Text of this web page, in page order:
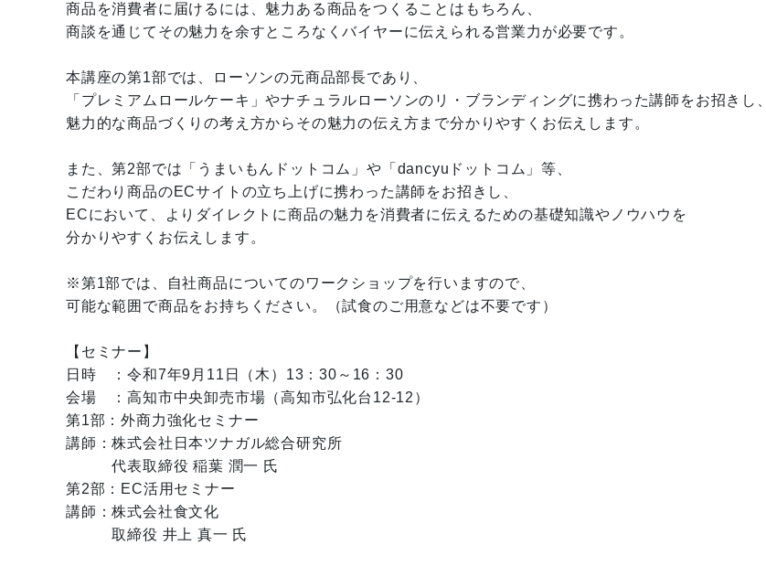
商品を消費者に届けるには、魅力ある商品をつくることはもちろん、
商談を通じてその魅力を余すところなくバイヤーに伝えられる営業力が必要です。
本講座の第1部では、ローソンの元商品部長であり、
「プレミアムロールケーキ」やナチュラルローソンのリ・ブランディングに携わった講師をお招きし、
魅力的な商品づくりの考え方からその魅力の伝え方まで分かりやすくお伝えします。
また、第2部では「うまいもんドットコム」や「dancyuドットコム」等、
こだわり商品のECサイトの立ち上げに携わった講師をお招きし、
ECにおいて、よりダイレクトに商品の魅力を消費者に伝えるための基礎知識やノウハウを
分かりやすくお伝えします。
※第1部では、自社商品についてのワークショップを行いますので、
可能な範囲で商品をお持ちください。（試食のご用意などは不要です）
【セミナー】
日時 ：令和7年9月11日（木）13：30～16：30
会場 ：高知市中央卸売市場（高知市弘化台12-12）
第1部：外商力強化セミナー
講師：株式会社日本ツナガル総合研究所
代表取締役 稲葉 潤一 氏
第2部：EC活用セミナー
講師：株式会社食文化
取締役 井上 真一 氏